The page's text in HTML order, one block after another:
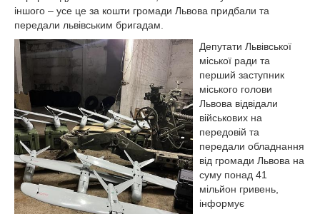
іншого – усе це за кошти громади Львова придбали та
передали львівським бригадам.
Депутати Львівської
міської ради та
перший заступник
міського голови
Львова відвідали
військових на
передовій та
передали обладнання
від громади Львова на
суму понад 41
мільйон гривень,
інформує